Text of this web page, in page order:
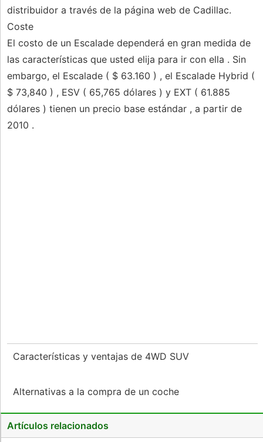
distribuidor a través de la página web de Cadillac.
Coste
El costo de un Escalade dependerá en gran medida de
las características que usted elija para ir con ella . Sin
embargo, el Escalade ( $ 63.160 ) , el Escalade Hybrid (
$ 73,840 ) , ESV ( 65,765 dólares ) y EXT ( 61.885
dólares ) tienen un precio base estándar , a partir de
2010 .
Características y ventajas de 4WD SUV
Alternativas a la compra de un coche
Artículos relacionados